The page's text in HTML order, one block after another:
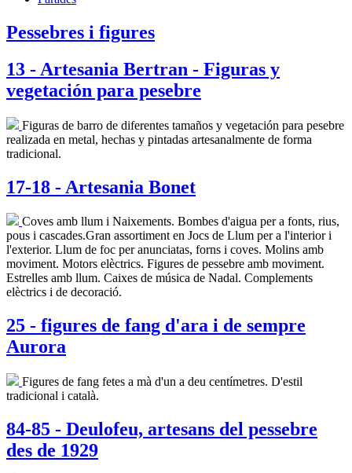
Pessebres i figures
13 - Artesania Bertran - Figuras y
vegetación para pesebre
Figuras de barro de diferentes tamaños y vegetación para pesebre
realizada en metal, hechas y pintadas artesanalmente de forma
tradicional.
17-18 - Artesania Bonet
Coves amb llum i Naixements. Bombes d'aigua per a fonts, rius,
pous i cascades.Gran assortiment en Jocs de Llum per a l'interior i
l'exterior. Llum de foc per anunciatas, forns i coves. Molins amb
moviment. Motors elèctrics. Figures de pessebre amb moviment.
Estrelles amb llum. Caixes de música de Nadal. Complements
elèctrics i de decoració.
25 - figures de fang d'ara i de sempre
Aurora
Figures de fang fetes a mà d'un a deu centímetres. D'estil
tradicional i català.
84-85 - Deulofeu, artesans del pessebre
des de 1929